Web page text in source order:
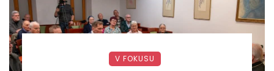
V FOKUSU